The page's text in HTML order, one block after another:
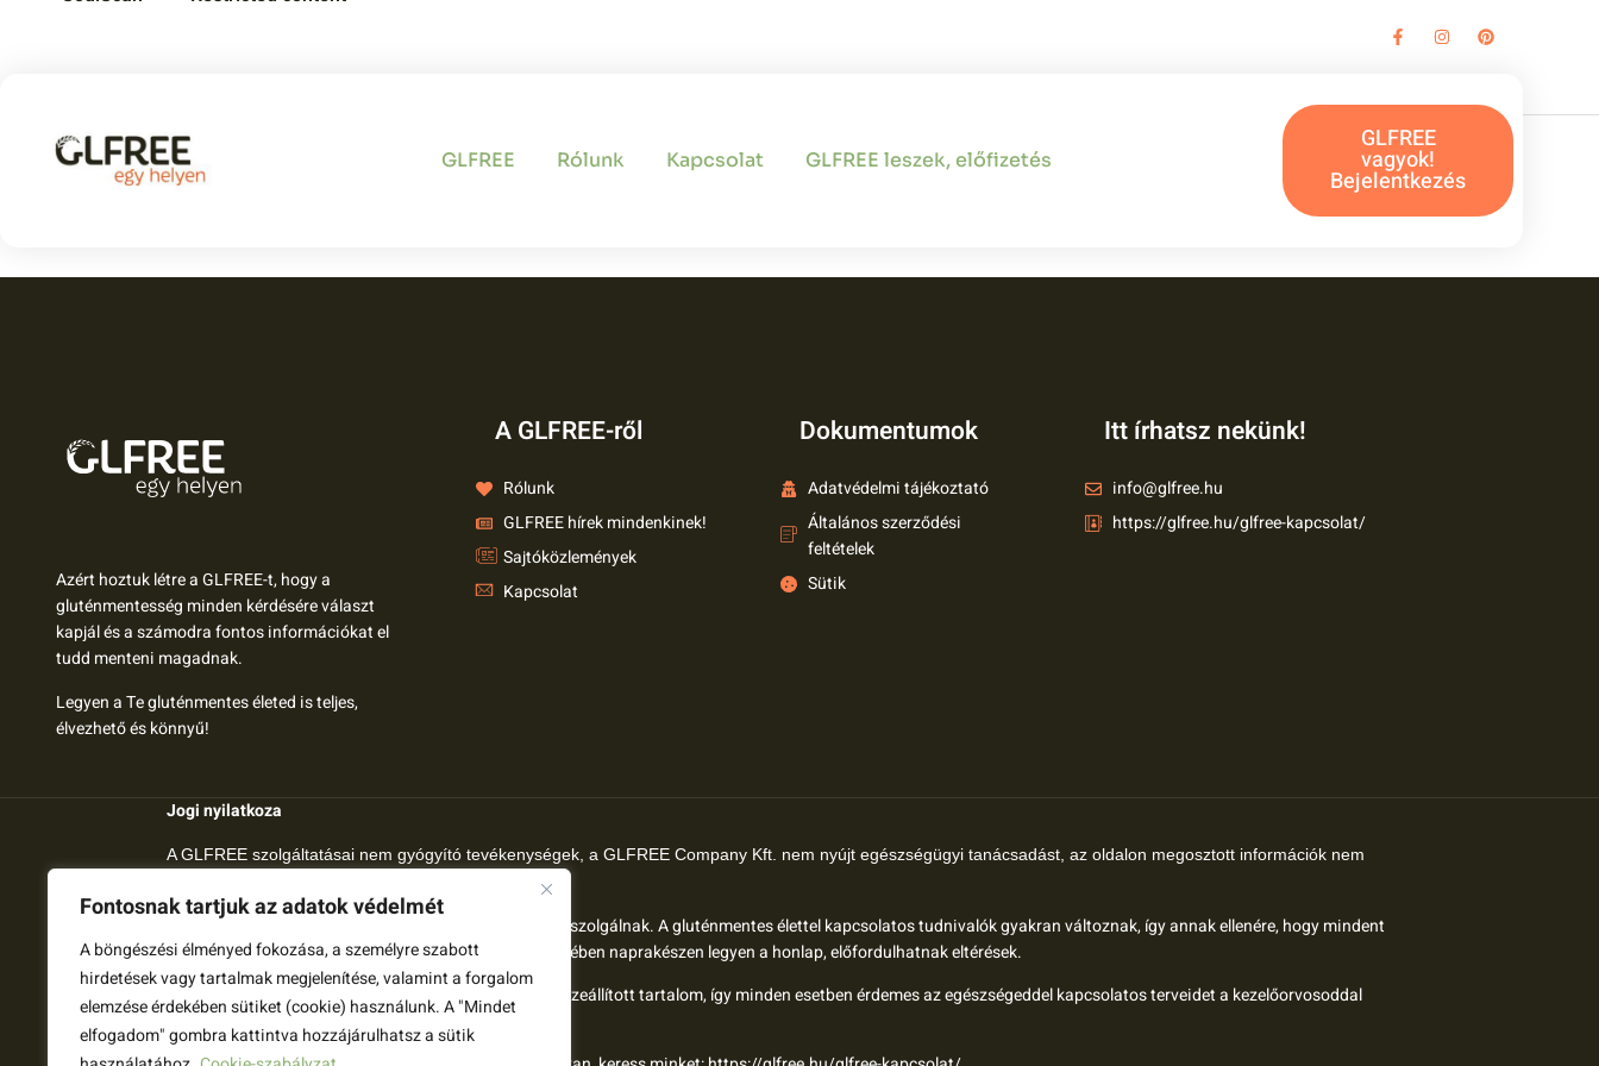
Fontosnak tartjuk az adatok védelmét
A böngészési élményed fokozása, a személyre szabott
hirdetések vagy tartalmak megjelenítése, valamint a forgalom
elemzése érdekében sütiket (cookie) használunk. A "Mindet
elfogadom" gombra kattintva hozzájárulhatsz a sütik
GLFREE Rólunk Kapcsolat GLFREE leszek, előfizetés
GLFREE
vagyok!
Bejelentkezés
Gringos Amigos Alkotás Mexikói
étterem
Azért hoztuk létre a GLFREE-t, hogy a
gluténmentesség minden kérdésére választ
kapjál és a számodra fontos információkat el
tudd menteni magadnak.
Legyen a Te gluténmentes életed is teljes,
élvezhető és könnyű!
A GLFREE-ről
Rólunk
GLFREE hírek mindenkinek!
Sajtóközlemények
Kapcsolat
Dokumentumok
Adatvédelmi tájékoztató
Általános szerződési
feltételek
Sütik
Itt írhatsz nekünk!
info@glfree.hu
https://glfree.hu/glfree-kapcsolat/
Jogi nyilatkoza
A GLFREE szolgáltatásai nem gyógyító tevékenységek, a GLFREE Company Kft. nem nyújt egészségügyi tanácsadást, az oldalon megosztott információk nem
helyettesítik az orvosi kezelést és szaktanácsokat.
A glfree.hu tartalmak tájékoztatási és oktatási célokat szolgálnak. A gluténmentes élettel kapcsolatos tudnivalók gyakran változnak, így annak ellenére, hogy mindent
megteszünk, hogy a gluténmentes világ minden kérdésében naprakészen legyen a honlap, előfordulhatnak eltérések.
A glfree.hu-n megjelenő tartalom nem orvosok által összeállított tartalom, így minden esetben érdemes az egészségeddel kapcsolatos terveidet a kezelőorvosoddal
megbeszélni.